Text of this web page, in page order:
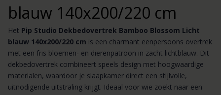
blauw 140x200/220 cm
Het Pip Studio Dekbedovertrek Bamboo Blossom Licht
blauw 140x200/220 cm is een charmant eenpersoons overtrek
met een fris bloemen- en dierenpatroon in zacht lichtblauw. Dit
dekbedovertrek combineert speels design met hoogwaardige
materialen, waardoor je slaapkamer direct een stijlvolle,
uitnodigende uitstraling krijgt. Ideaal voor wie zoekt naar een